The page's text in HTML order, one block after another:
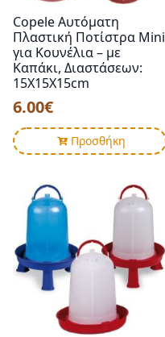
Copele Αυτόματη
Πλαστική Ποτίστρα Mini
για Κουνέλια – με
Καπάκι, Διαστάσεων:
15X15X15cm
6.00€
Προσθήκη